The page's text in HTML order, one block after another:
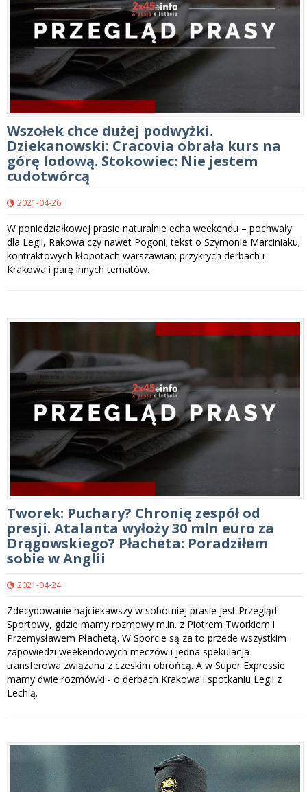
Wszołek chce dużej podwyżki.
Dziekanowski: Cracovia obrała kurs na
górę lodową. Stokowiec: Nie jestem
cudotwórcą
2021-04-26
W poniedziałkowej prasie naturalnie echa weekendu – pochwały
dla Legii, Rakowa czy nawet Pogoni; tekst o Szymonie Marciniaku;
kontraktowych kłopotach warszawian; przykrych derbach i
Krakowa i parę innych tematów.
Tworek: Puchary? Chronię zespół od
presji. Atalanta wyłoży 30 mln euro za
Drągowskiego? Płacheta: Poradziłem
sobie w Anglii
2021-04-24
Zdecydowanie najciekawszy w sobotniej prasie jest Przegląd
Sportowy, gdzie mamy rozmowy m.in. z Piotrem Tworkiem i
Przemysławem Płachetą. W Sporcie są za to przede wszystkim
zapowiedzi weekendowych meczów i jedna spekulacja
transferowa związana z czeskim obrońcą. A w Super Expressie
mamy dwie rozmówki - o derbach Krakowa i spotkaniu Legii z
Lechią.